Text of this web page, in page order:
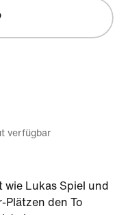
verfügbar
wie Lukas Spiel und
den To